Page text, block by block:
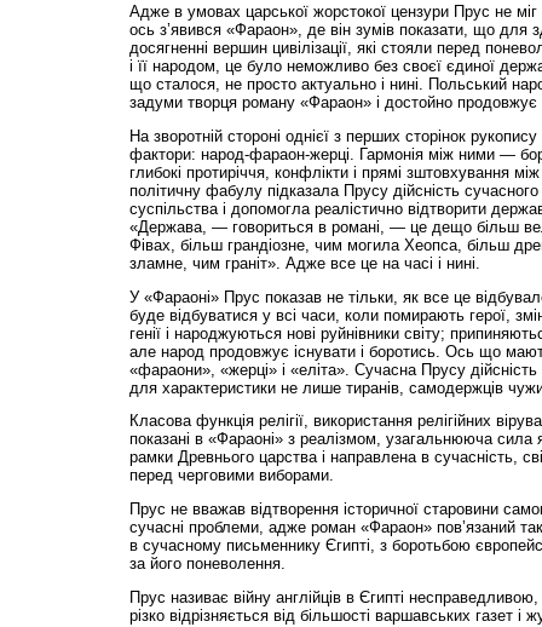
Адже в умовах царської жорстокої цензури Прус не
ось з’явився «Фараон», де він зумів показати, що для
досягненні вершин цивілізації, які стояли перед
і її народом, це було неможливо без своєї єдиної
що сталося, не просто актуально і нині. Польський
задуми творця роману «Фараон» і достойно продовжує
На зворотній стороні однієї з перших сторінок
фактори: народ-фараон-жерці. Гармонія між ними —
глибокі протиріччя, конфлікти і прямі зштовхування
політичну фабулу підказала Прусу дійсність
суспільства і допомогла реалістично відтворити
«Держава, — говориться в романі, — це дещо більш
Фівах, більш грандіозне, чим могила Хеопса, більш
зламне, чим граніт». Адже все це на часі і нині.
У «Фараоні» Прус показав не тільки, як все це
буде відбуватися у всі часи, коли помирають герої,
генії і народжуються нові руйнівники світу;
але народ продовжує існувати і боротись. Ось що
«фараони», «жерці» і «еліта». Сучасна Прусу
для характеристики не лише тиранів, самодержців
Класова функція релігії, використання релігійних
показані в «Фараоні» з реалізмом, узагальнююча сила
рамки Древнього царства і направлена в сучасність,
перед черговими виборами.
Прус не вважав відтворення історичної старовини
сучасні проблеми, адже роман «Фараон» пов’язаний
в сучасному письменнику Єгипті, з боротьбою
за його поневолення.
Прус називає війну англійців в Єгипті
різко відрізняється від більшості варшавських газет і